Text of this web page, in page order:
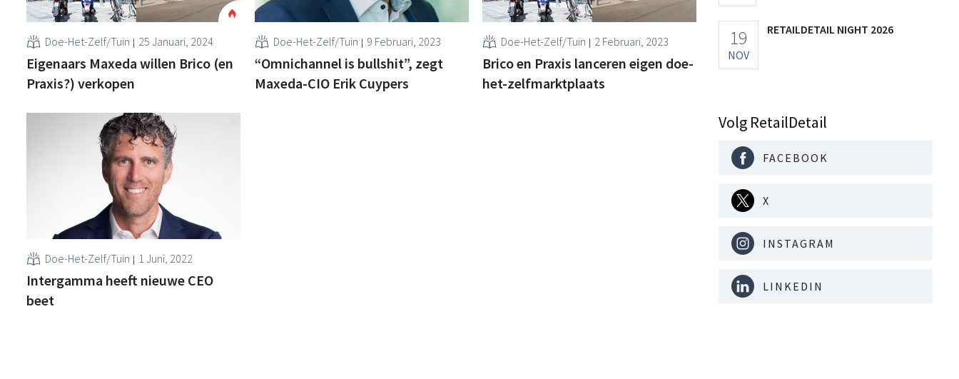
Doe-Het-Zelf/Tuin 25 Januari, 2024
Eigenaars Maxeda willen Brico (en
Praxis?) verkopen
Doe-Het-Zelf/Tuin 9 Februari, 2023
“Omnichannel is bullshit”, zegt
Maxeda-CIO Erik Cuypers
Doe-Het-Zelf/Tuin 2 Februari, 2023
Brico en Praxis lanceren eigen doe-
het-zelfmarktplaats
Doe-Het-Zelf/Tuin 1 Juni, 2022
Intergamma heeft nieuwe CEO
beet
19
NOV
RETAILDETAIL NIGHT 2026
Volg RetailDetail
FACEBOOK
X
INSTAGRAM
LINKEDIN